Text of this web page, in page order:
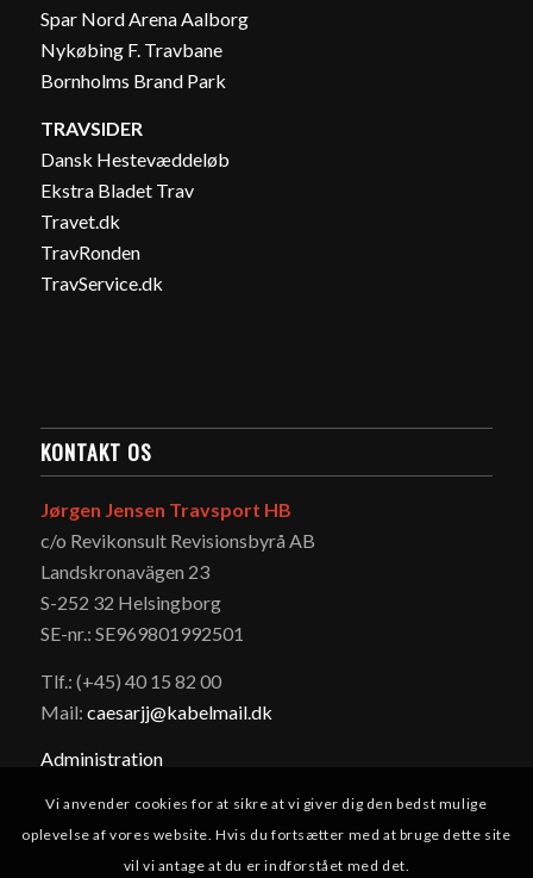
Spar Nord Arena Aalborg
Nykøbing F. Travbane
Bornholms Brand Park
TRAVSIDER
Dansk Hestevæddeløb
Ekstra Bladet Trav
Travet.dk
TravRonden
TravService.dk
KONTAKT OS
Jørgen Jensen Travsport HB
c/o Revikonsult Revisionsbyrå AB
Landskronavägen 23
S-252 32 Helsingborg
SE-nr.: SE969801992501
Tlf.: (+45) 40 15 82 00
Mail: caesarjj@kabelmail.dk
Administration
Vi anvender cookies for at sikre at vi giver dig den bedst mulige
oplevelse af vores website. Hvis du fortsætter med at bruge dette site
vil vi antage at du er indforstået med det.